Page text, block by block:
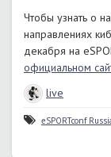
Чтобы узнать о
направлениях
декабря на
официальном
live
eSPORTconf